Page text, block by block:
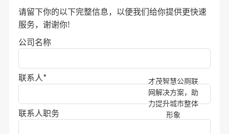
才茂智慧公厕联
网解决方案，助
力提升城市整体
形象
请留下你的以下完整信息，以便我们给你提供更快速
服务，谢谢你!
公司名称
联系人*
联系人职务